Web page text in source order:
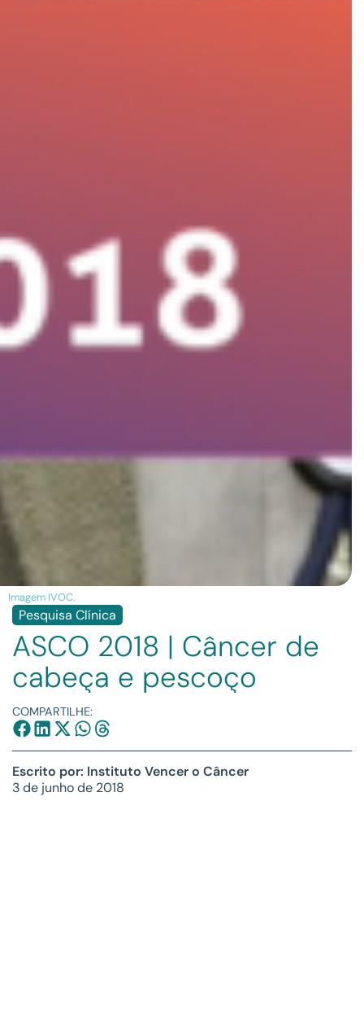
Imagem IVOC.
Pesquisa Clínica
ASCO 2018 | Câncer de
cabeça e pescoço
COMPARTILHE:
Escrito por: Instituto Vencer o Câncer
3 de junho de 2018